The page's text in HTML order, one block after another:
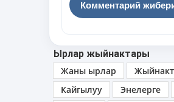
Ырлар жыйнактары
Жаны ырлар
Кайгылуу
Энелерге